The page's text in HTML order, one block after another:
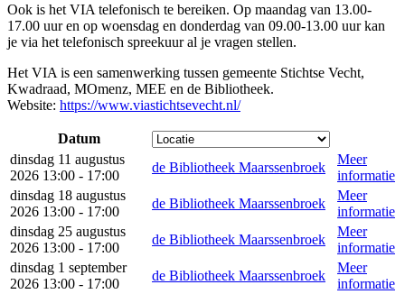
Ook is het VIA telefonisch te bereiken. Op maandag van 13.00-
17.00 uur en op woensdag en donderdag van 09.00-13.00 uur kan
je via het telefonisch spreekuur al je vragen stellen.
Het VIA is een samenwerking tussen gemeente Stichtse Vecht,
Kwadraad, MOmenz, MEE en de Bibliotheek.
Website: https://www.viastichtsevecht.nl/
Datum
dinsdag 11 augustus
2026 13:00 - 17:00
de Bibliotheek Maarssenbroek
Meer
informatie
dinsdag 18 augustus
2026 13:00 - 17:00
de Bibliotheek Maarssenbroek
Meer
informatie
dinsdag 25 augustus
2026 13:00 - 17:00
de Bibliotheek Maarssenbroek
Meer
informatie
dinsdag 1 september
2026 13:00 - 17:00
de Bibliotheek Maarssenbroek
Meer
informatie